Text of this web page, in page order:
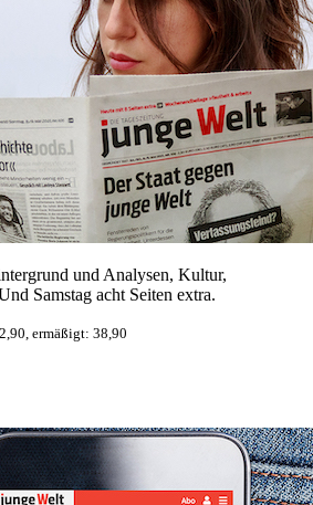
und Analysen, Kultur,
Samstag acht Seiten extra.
ermäßigt: 38,90